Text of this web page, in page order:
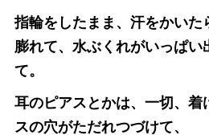
指輪をしたまま、汗をかいた
膨れて、水ぶくれがいっぱい
て。
耳のピアスとかは、一切、着
スの穴がただれつづけて、